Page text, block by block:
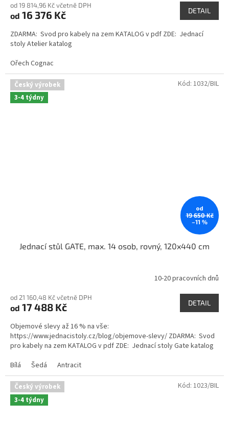
od 19 814,96 Kč včetně DPH
od 16 376 Kč DETAIL
ZDARMA: Svod pro kabely na zem KATALOG v pdf ZDE: Jednací
stoly Atelier katalog
Ořech Cognac
Český výrobek
3-4 týdny
od
19 650 Kč
–11 %
Jednací stůl GATE, max. 14 osob, rovný, 120x440 cm
10-20 pracovních dnů
od 21 160,48 Kč včetně DPH
od 17 488 Kč DETAIL
Objemové slevy až 16 % na vše:
https://www.jednacistoly.cz/blog/objemove-slevy/ ZDARMA: Svod
pro kabely na zem KATALOG v pdf ZDE: Jednací stoly Gate katalog
Bílá
Šedá Antracit
Kód: 1032/BIL
Český výrobek
3-4 týdny
Kód: 1023/BIL